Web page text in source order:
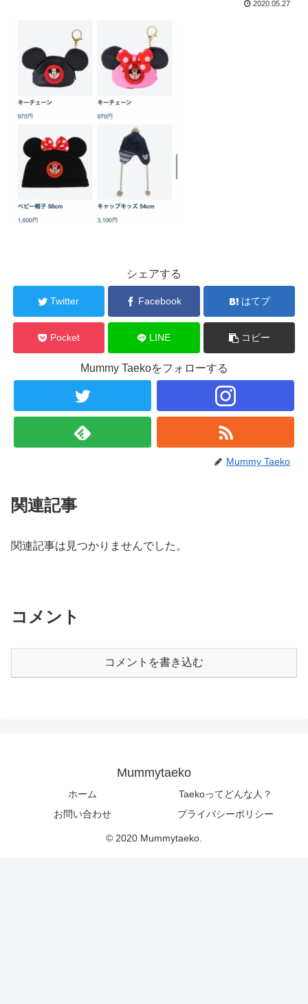
2020.05.27
シェアする
Twitter Facebook はてブ
Pocket LINE コピー
Mummy Taekoをフォローする
Mummy Taeko
関連記事
関連記事は見つかりませんでした。
コメント
コメントを書き込む
Mummytaeko
ホーム
Taekoってどんな人？
お問い合わせ
プライバシーポリシー
© 2020 Mummytaeko.